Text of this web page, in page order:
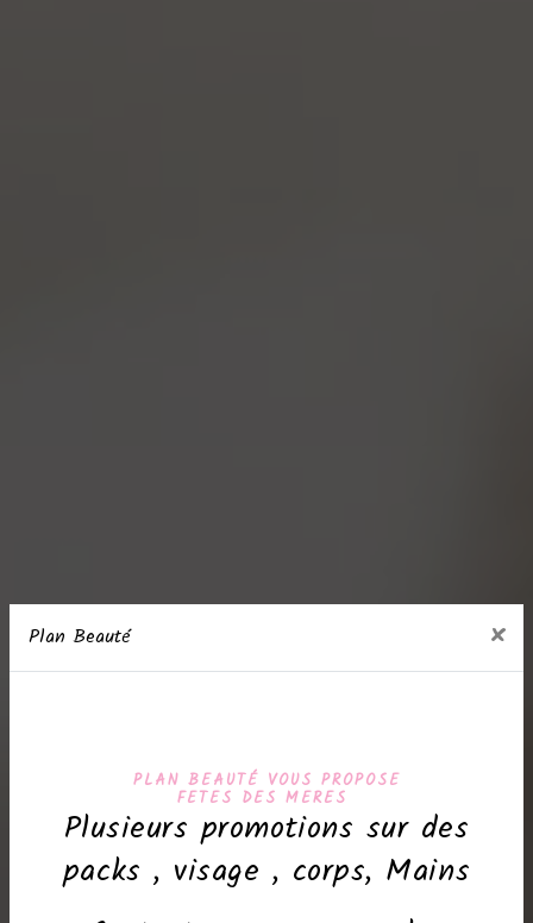
Plan Beauté ×
PLAN BEAUTÉ VOUS PROPOSE
FETES DES MERES
Plusieurs promotions sur des
packs , visage , corps, Mains